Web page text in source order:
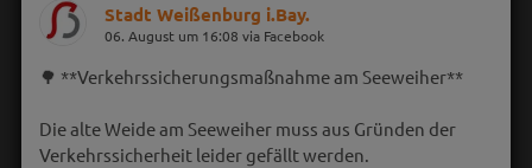
Stadt Weißenburg i.Bay.
06. August um 16:08 via Facebook
🌳 **Verkehrssicherungsmaßnahme am Seeweiher**
Die alte Weide am Seeweiher muss aus Gründen der
Verkehrssicherheit leider gefällt werden.